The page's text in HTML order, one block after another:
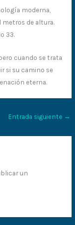
moderna,
de altura.
33.
cuando se trata
si su camino se
eterna.
Entrada siguiente →
un